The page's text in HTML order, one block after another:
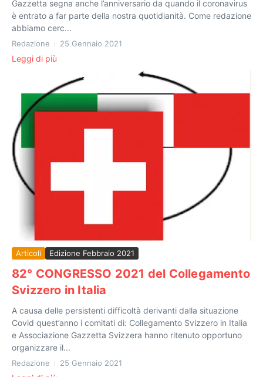
Gazzetta segna anche l’anniversario da quando il coronavirus
è entrato a far parte della nostra quotidianità. Come redazione
abbiamo cerc...
Redazione 25 Gennaio 2021
Leggi di più
Articoli Edizione Febbraio 2021
82° CONGRESSO 2021 del Collegamento
Svizzero in Italia
A causa delle persistenti difficoltà derivanti dalla situazione
Covid quest’anno i comitati di: Collegamento Svizzero in Italia
e Associazione Gazzetta Svizzera hanno ritenuto opportuno
organizzare il...
Redazione 25 Gennaio 2021